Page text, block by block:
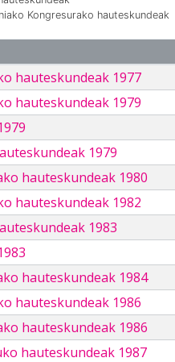
Kongresurako hauteskundeak
hauteskundeak 1977
hauteskundeak 1979
1979
hauteskundeak 1980
hauteskundeak 1982
1983
hauteskundeak 1984
hauteskundeak 1986
hauteskundeak 1986
hauteskundeak 1987